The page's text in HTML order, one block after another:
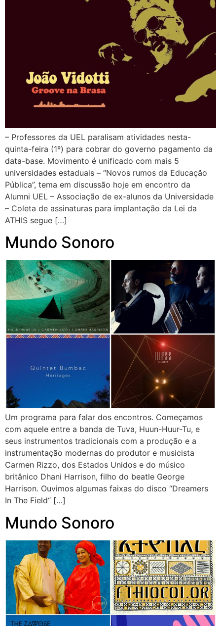
– Professores da UEL paralisam atividades nesta-
quinta-feira (1º) para cobrar do governo pagamento da
data-base. Movimento é unificado com mais 5
universidades estaduais – “Novos rumos da Educação
Pública”, tema em discussão hoje em encontro da
Alumni UEL – Associação de ex-alunos da Universidade
– Coleta de assinaturas para implantação da Lei da
ATHIS segue […]
Mundo Sonoro
Um programa para falar dos encontros. Começamos
com aquele entre a banda de Tuva, Huun-Huur-Tu, e
seus instrumentos tradicionais com a produção e a
instrumentação modernas do produtor e musicista
Carmen Rizzo, dos Estados Unidos e do músico
britânico Dhani Harrison, filho do beatle George
Harrison. Ouvimos algumas faixas do disco “Dreamers
In The Field“ […]
Mundo Sonoro